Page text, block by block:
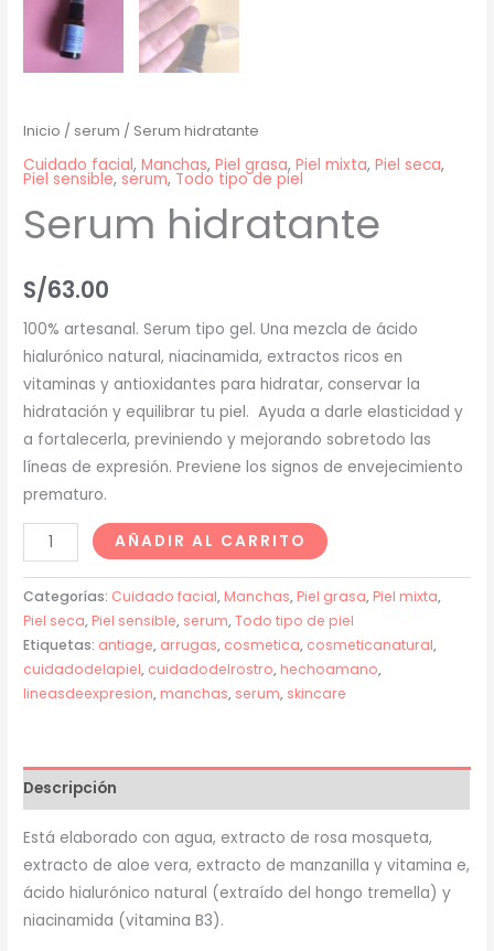
Inicio / serum / Serum hidratante
Cuidado facial,Manchas,Piel grasa,Piel mixta,Piel seca,
Piel sensible, serum, Todo tipo de piel
Serum hidratante
S/63.00
100% artesanal. Serum tipo gel. Una mezcla de ácido
hialurónico natural, niacinamida, extractos ricos en
vitaminas y antioxidantes para hidratar, conservar la
hidratación y equilibrar tu piel. Ayuda a darle elasticidad y
a fortalecerla, previniendo y mejorando sobretodo las
líneas de expresión. Previene los signos de envejecimiento
prematuro.
AÑADIR AL CARRITO
Categorías: Cuidado facial, Manchas, Piel grasa, Piel mixta,
Piel seca, Piel sensible, serum,Todo tipo de piel
Etiquetas: antiage, arrugas, cosmetica, cosmeticanatural,
cuidadodelapiel, cuidadodelrostro, hechoamano,
lineasdeexpresion, manchas, serum, skincare
Descripción
Está elaborado con agua, extracto de rosa mosqueta,
extracto de aloe vera, extracto de manzanilla y vitamina e,
ácido hialurónico natural (extraído del hongo tremella) y
niacinamida (vitamina B3).